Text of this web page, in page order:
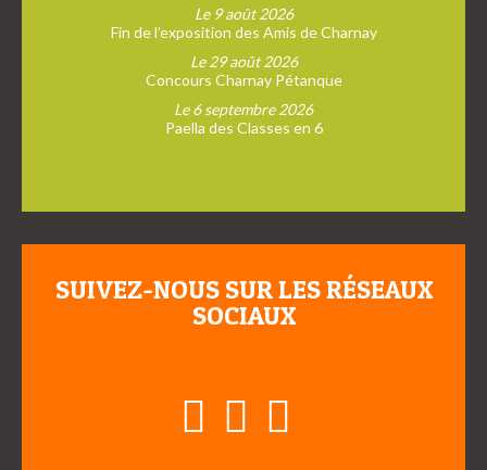
Le 9 août 2026
Fin de l’exposition des Amis de Charnay
Le 29 août 2026
Concours Charnay Pétanque
Le 6 septembre 2026
Paella des Classes en 6
SUIVEZ-NOUS SUR LES RÉSEAUX
SOCIAUX